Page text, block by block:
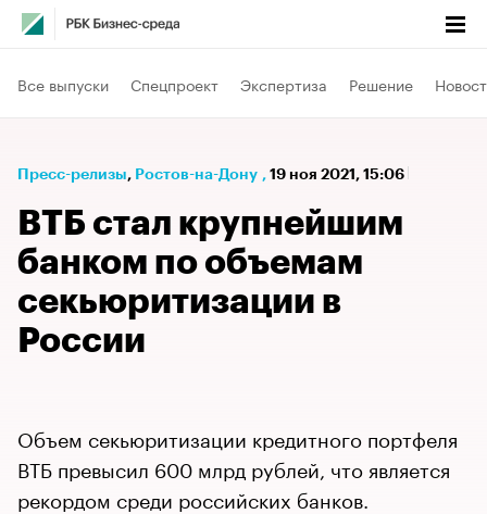
Все выпуски Спецпроект Экспертиза Решение
Пресс-релизы⁠, Ростов-на-Дону , 19 ноя 2021, 15:06
ВТБ стал крупнейшим
банком по объемам
секьюритизации в
России
Объем секьюритизации кредитного портфеля
ВТБ превысил 600 млрд рублей, что является
рекордом среди российских банков.